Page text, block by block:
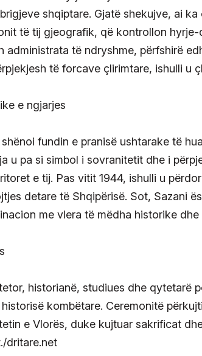
shqiptare. Gjatë shekujve, ai
të tij gjeografik, që kontrollon
administrata të ndryshme, përfshirë
të forcave çlirimtare, ishulli u
e ngjarjes
fundin e pranisë ushtarake të
u pa si simbol i sovranitetit dhe i
e tij. Pas vitit 1944, ishulli u
detare të Shqipërisë. Sot, Sazani
me vlera të mëdha historike dhe
historianë, studiues dhe qytetarë
kombëtare. Ceremonitë
e Vlorës, duke kujtuar sakrificat
dritare.net